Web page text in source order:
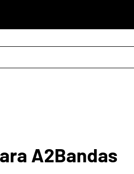
A2Bandas